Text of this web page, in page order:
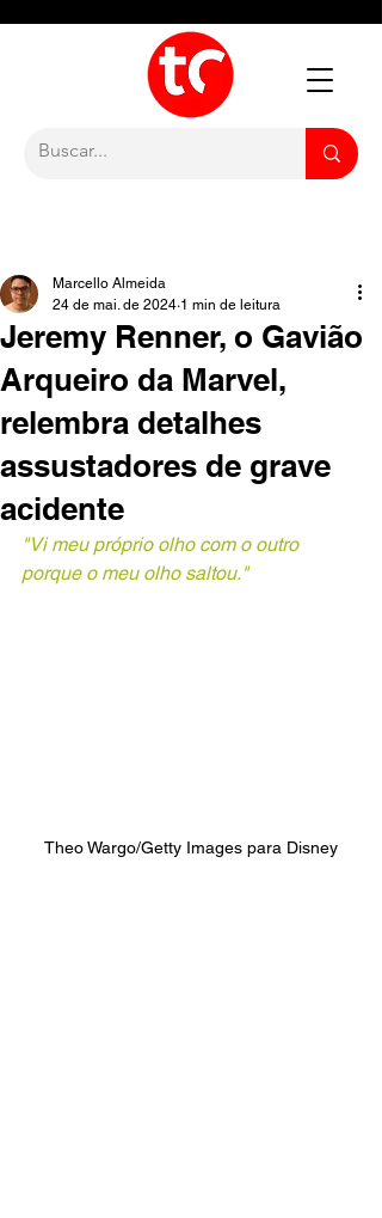
Jeremy Renner, o Gavião
Arqueiro da Marvel,
relembra detalhes
assustadores de grave
acidente
Marcello Almeida
24 de mai. de 2024 1 min de leitura
"Vi meu próprio olho com o outro
porque o meu olho saltou."
Theo Wargo/Getty Images para Disney